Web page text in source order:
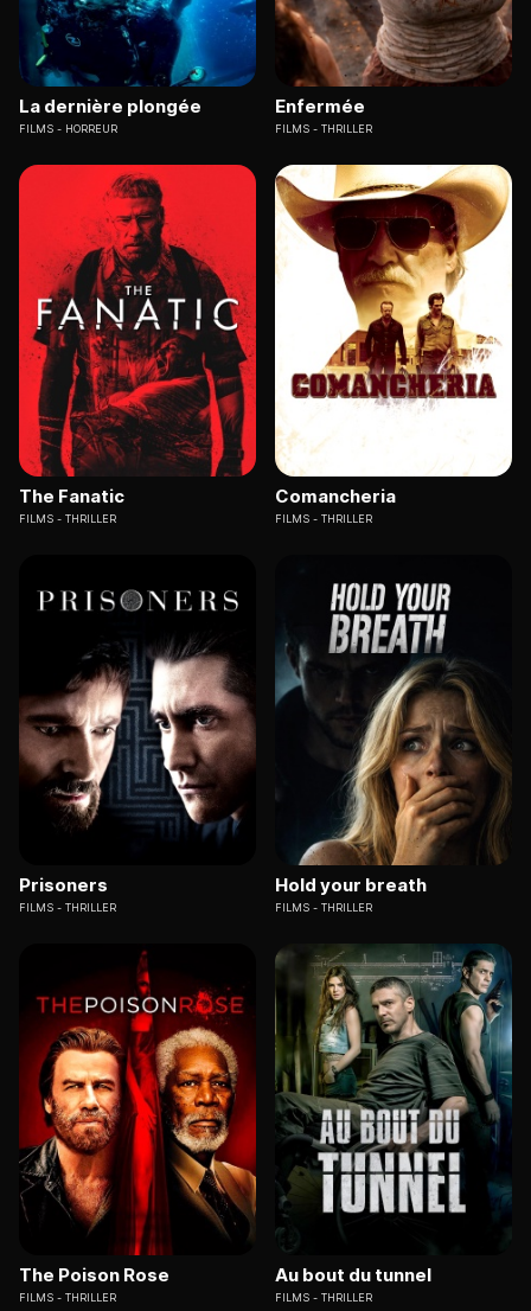
La dernière plongée
FILMS HORREUR
Enfermée
FILMS THRILLER
The Fanatic
FILMS THRILLER
Comancheria
FILMS THRILLER
Prisoners
FILMS THRILLER
Hold your breath
FILMS THRILLER
The Poison Rose
FILMS THRILLER
Au bout du tunnel
FILMS THRILLER